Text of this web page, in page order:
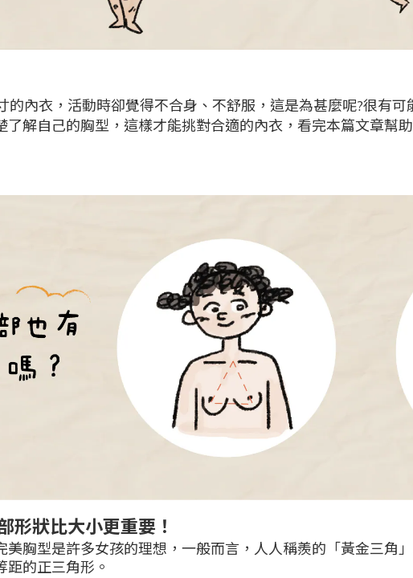
的內衣，活動時卻覺得不合身、不舒服，這是為甚麼呢?很有
了解自己的胸型，這樣才能挑對合適的內衣，看完本篇文章幫
形狀比大小更重要！
美胸型是許多女孩的理想，一般而言，人人稱羨的「黃金三角
的正三角形。